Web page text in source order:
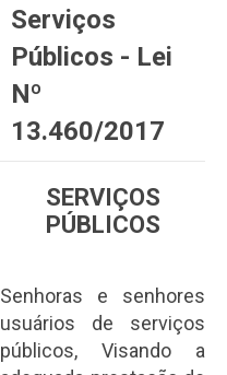
Serviços
Públicos - Lei
Nº
13.460/2017
SERVIÇOS
PÚBLICOS
Senhoras e senhores
usuários de serviços
públicos, Visando a